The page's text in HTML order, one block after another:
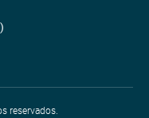
reservados.